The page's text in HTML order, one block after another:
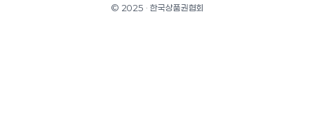
© 2025 · 한국상품권협회